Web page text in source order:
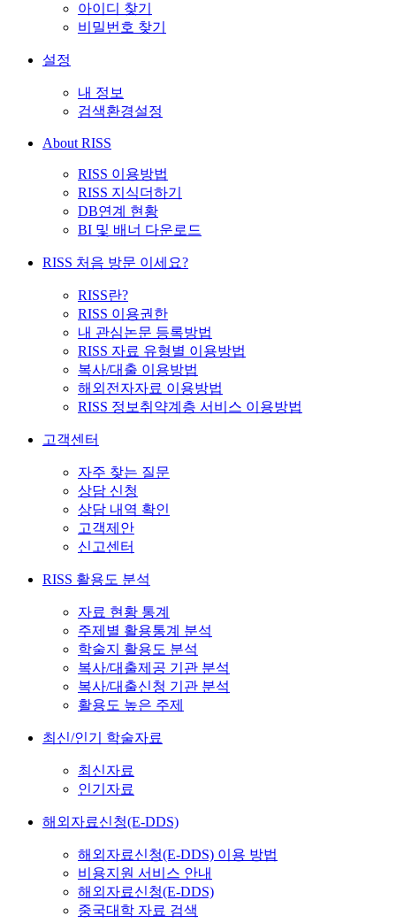
아이디 찾기
비밀번호 찾기
설정
내 정보
검색환경설정
About RISS
RISS 이용방법
RISS 지식더하기
DB연계 현황
BI 및 배너 다운로드
RISS 처음 방문 이세요?
RISS란?
RISS 이용권한
내 관심논문 등록방법
RISS 자료 유형별 이용방법
복사/대출 이용방법
해외전자자료 이용방법
RISS 정보취약계층 서비스 이용방법
고객센터
자주 찾는 질문
상담 신청
상담 내역 확인
고객제안
신고센터
RISS 활용도 분석
자료 현황 통계
주제별 활용통계 분석
학술지 활용도 분석
복사/대출제공 기관 분석
복사/대출신청 기관 분석
활용도 높은 주제
최신/인기 학술자료
최신자료
인기자료
해외자료신청(E-DDS)
해외자료신청(E-DDS) 이용 방법
비용지원 서비스 안내
해외자료신청(E-DDS)
중국대학 자료 검색